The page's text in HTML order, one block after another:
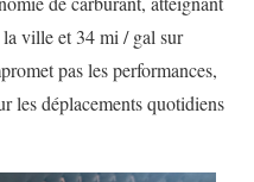
ville et 34 mi / gal sur
pas les performances,
les déplacements quotidiens